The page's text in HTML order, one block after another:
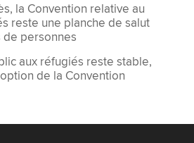
la Convention relative au
reste une planche de salut
personnes
aux réfugiés reste stable,
de la Convention